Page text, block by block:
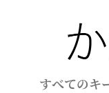
すべてのキ